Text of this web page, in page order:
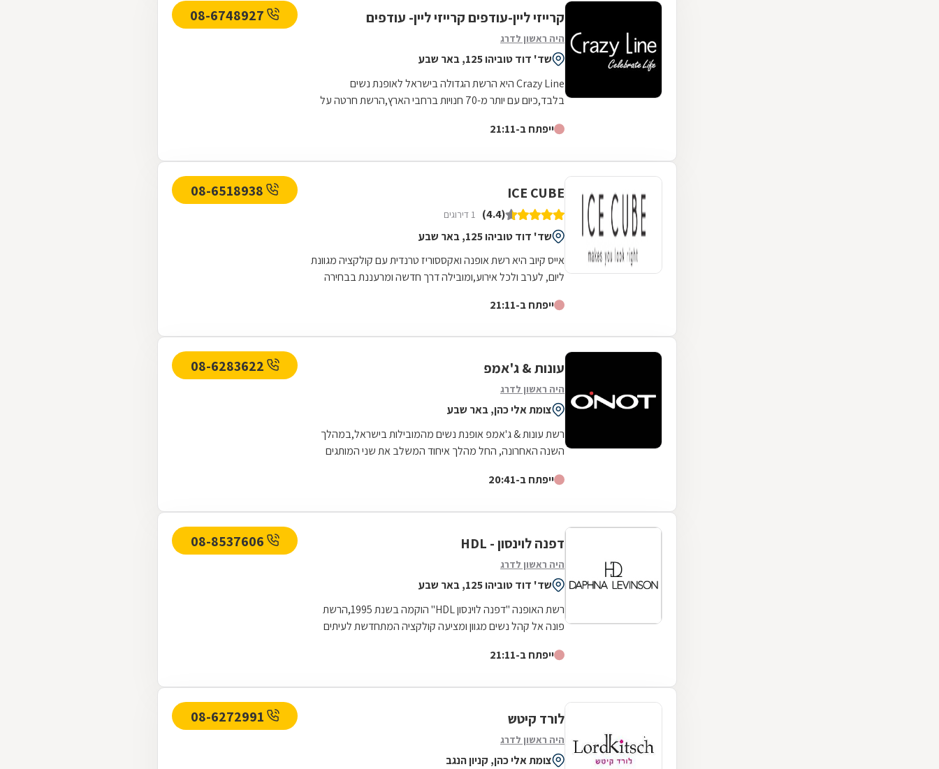
קרייזי ליין-עודפים קרייזי ליין- עודפים
היה ראשון לדרג
שד' דוד טוביהו 125, באר שבע
Crazy Line היא הרשת הגדולה בישראל לאופנת נשים
בלבד,כיום עם יותר מ-70 חנויות ברחבי הארץ,הרשת חרטה על
ייפתח ב-21:11
ICE CUBE
(4.4) 1 דירוגים
שד' דוד טוביהו 125, באר שבע
אייס קיוב היא רשת אופנה ואקססוריז טרנדית עם קולקציה מגוונת
ליום, לערב ולכל אירוע,ומובילה דרך חדשה ומרעננת בבחירה
ייפתח ב-21:11
עונות & ג'אמפ
היה ראשון לדרג
צומת אלי כהן, באר שבע
רשת עונות & ג'אמפ אופנת נשים מהמובילות בישראל,במהלך
השנה האחרונה, החל מהלך איחוד המשלב את שני המותגים
ייפתח ב-20:41
דפנה לוינסון - HDL
היה ראשון לדרג
שד' דוד טוביהו 125, באר שבע
רשת האופנה "דפנה לוינסון HDL" הוקמה בשנת 1995,הרשת
פונה אל קהל נשים מגוון ומציעה קולקציה המתחדשת לעיתים
ייפתח ב-21:11
לורד קיטש
היה ראשון לדרג
צומת אלי כהן, קניון הנגב